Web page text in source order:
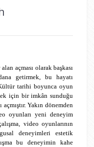
açması olarak başkası
getirmek, bu hayatı
tarihi boyunca oyun
için bir imkân sunduğu
Yakın dönemden
oyunları yeni deneyim
video oyunlarının
deneyimleri estetik
bu deneyimin kahe